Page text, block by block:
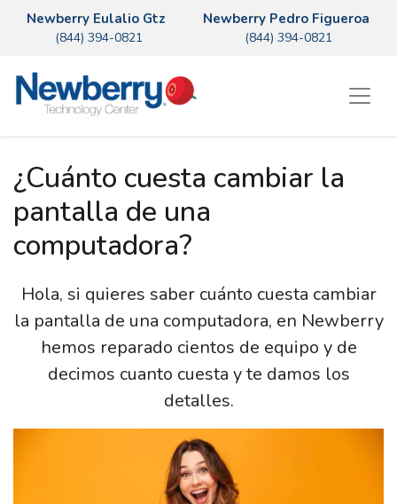
Newberry Eulalio Gtz
(844) 394-0821
Newberry Pedro Figueroa
(844) 394-0821
¿Cuánto cuesta cambiar la
pantalla de una
computadora?
Hola, si quieres saber cuánto cuesta cambiar
la pantalla de una computadora, en Newberry
hemos reparado cientos de equipo y de
decimos cuanto cuesta y te damos los
detalles.